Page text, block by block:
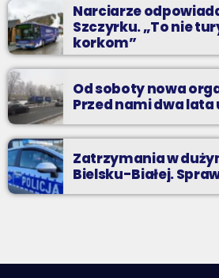
Narciarze
Szczyrku. „To nie
korkom”
Od soboty nowa
Przed nami dwa
Zatrzymania w
Bielsku-Białej.